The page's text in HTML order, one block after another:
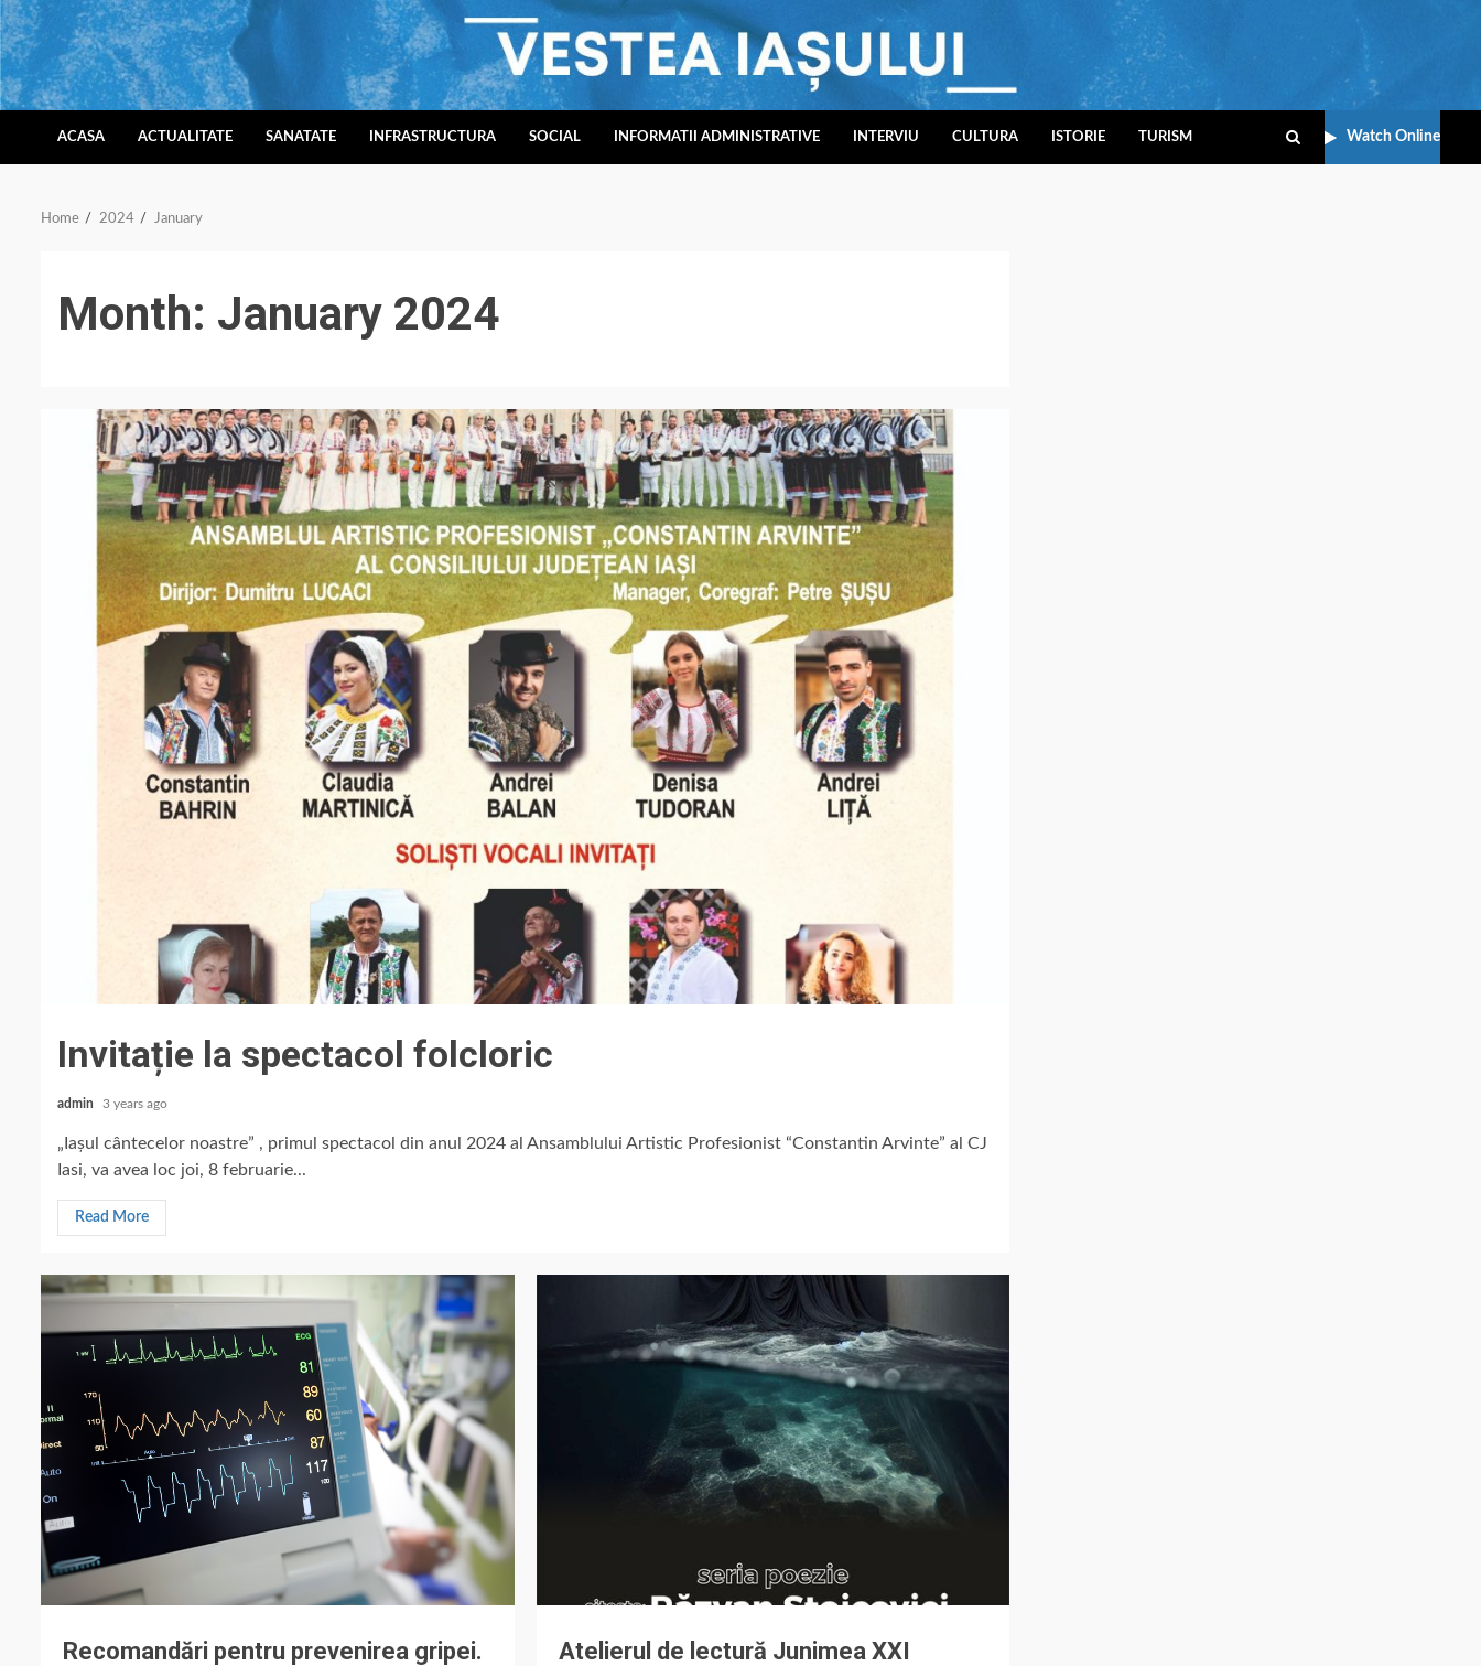
Skip
to
content
ACASA ACTUALITATE SANATATE INFRASTRUCTURA SOCIAL INFORMATII ADMINISTRATIVE INTERVIU CULTURA ISTORIE TURISM Watch Online
Home 2024 January
Month: January 2024
Invitație la spectacol folcloric
admin 3 years ago
„Iașul cântecelor noastre” , primul spectacol din anul 2024 al Ansamblului Artistic Profesionist “Constantin Arvinte” al CJ
Iasi, va avea loc joi, 8 februarie...
Read More
Recomandări pentru prevenirea gripei.
Atelierul de lectură Junimea XXI